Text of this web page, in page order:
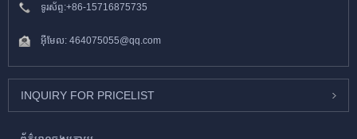
ទូរស័ព្ទ:+86-15716875735
អ៊ីមែល: 464075055@qq.com
INQUIRY FOR PRICELIST